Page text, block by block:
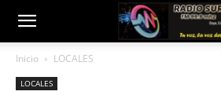
Inicio LOCALES
LOCALES